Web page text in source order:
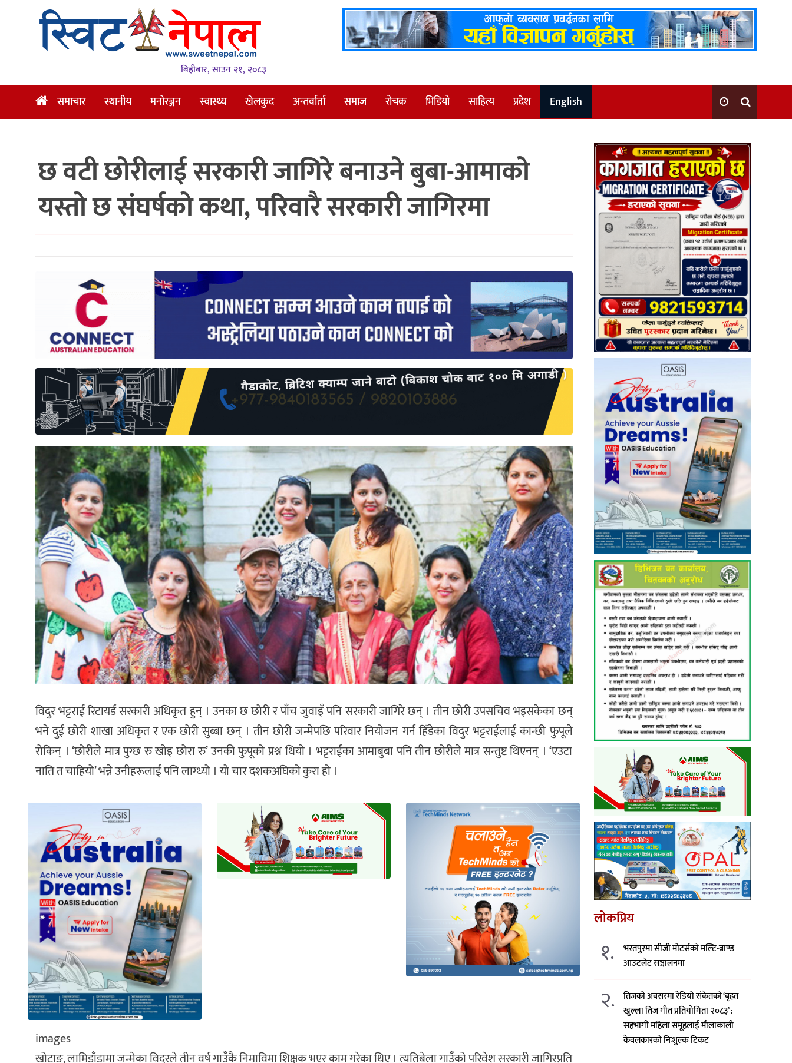
मनोरञ्जन
स्वास्थ्य
अन्तर्वार्ता
रोचक
बिहीबार, साउन २१, २०८३
समाचार स्थानीय मनोरञ्जन स्वास्थ्य खेलकुद अन्तर्वार्ता समाज रोचक भिडियो साहित्य प्रदेश English
छ वटी छोरीलाई सरकारी जागिरे बनाउने बुबा-आमाको
यस्तो छ संघर्षको कथा, परिवारै सरकारी जागिरमा
विदुर भट्टराई रिटायर्ड सरकारी अधिकृत हुन् । उनका छ छोरी र पाँच जुवाइँ पनि सरकारी जागिरे छन् । तीन छोरी उपसचिव भइसकेका छन्
भने दुई छोरी शाखा अधिकृत र एक छोरी सुब्बा छन् । तीन छोरी जन्मेपछि परिवार नियोजन गर्न हिँडेका विदुर भट्टराईलाई कान्छी फुपूले
रोकिन् । ‘छोरीले मात्र पुग्छ रु खोइ छोरा रु’ उनकी फुपूको प्रश्न थियो । भट्टराईका आमाबुबा पनि तीन छोरीले मात्र सन्तुष्ट थिएनन् । ‘एउटा
नाति त चाहियो’ भन्ने उनीहरूलाई पनि लाग्थ्यो । यो चार दशकअघिको कुरा हो ।
images
खोटाङ, लामिडाँडामा जन्मेका विदुरले तीन वर्ष गाउँकै निमाविमा शिक्षक भएर काम गरेका थिए । त्यतिबेला गाउँको परिवेश सरकारी जागिरप्रति
लोकप्रिय
१.
भरतपुरमा सीजी मोटर्सको मल्टि-ब्राण्ड
आउटलेट सञ्चालनमा
२.
तिजको अवसरमा रेडियो संकेतको ‘बृहत
खुल्ला तिज गीत प्रतियोगिता २०८३’ :
सहभागी महिला समूहलाई मौलाकाली
केवलकारको निःशुल्क टिकट